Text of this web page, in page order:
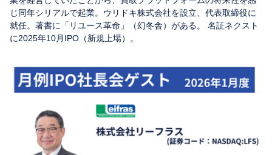
じ同年シリアルで起業。ウリドキ株式会社を設立、代表取締役に
就任。著書に「リユース革命」（幻冬舎）がある。 名証ネクスト
に2025年10月IPO（新規上場）。